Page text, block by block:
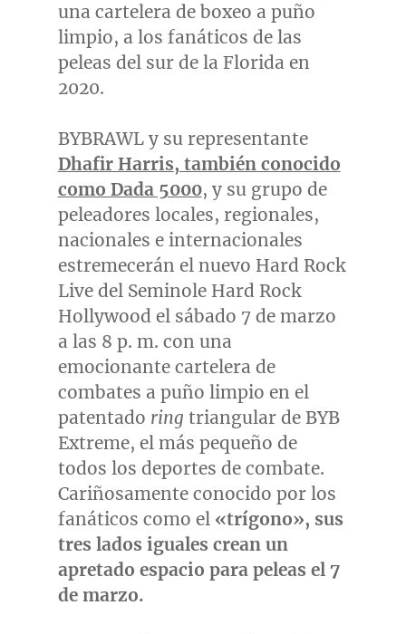
una cartelera de boxeo a puño
limpio, a los fanáticos de las
peleas del sur de la Florida en
2020.
BYBRAWL y su representante
Dhafir Harris, también conocido
como Dada 5000, y su grupo de
peleadores locales, regionales,
nacionales e internacionales
estremecerán el nuevo Hard Rock
Live del Seminole Hard Rock
Hollywood el sábado 7 de marzo
a las 8 p. m. con una
emocionante cartelera de
combates a puño limpio en el
patentado ring triangular de BYB
Extreme, el más pequeño de
todos los deportes de combate.
Cariñosamente conocido por los
fanáticos como el «trígono», sus
tres lados iguales crean un
apretado espacio para peleas el 7
de marzo.